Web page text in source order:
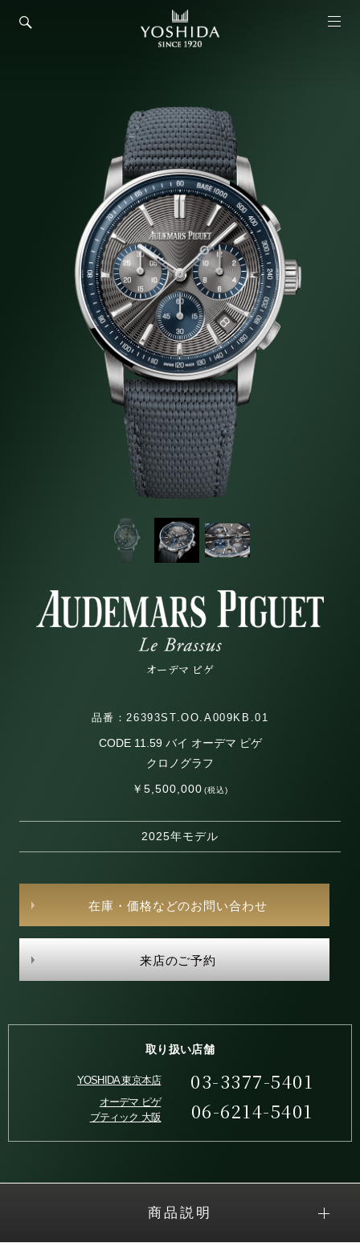
オーデマ ピゲ
品番：26393ST.OO.A009KB.01
CODE 11.59 バイ オーデマ ピゲ
クロノグラフ
￥5,500,000(税込)
2025年モデル
在庫・価格などのお問い合わせ
来店のご予約
取り扱い店舗
YOSHIDA 東京本店 03-3377-5401
オーデマ ピゲ
ブティック 大阪
06-6214-5401
商品説明